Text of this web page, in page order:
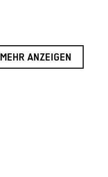
MEHR ANZEIGEN